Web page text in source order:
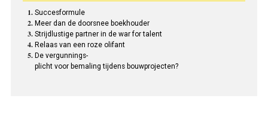
Succesformule
Meer dan de doorsnee boekhouder
Strijdlustige partner in de war for talent
Relaas van een roze olifant
De vergunnings-
plicht voor bemaling tijdens bouwprojecten?